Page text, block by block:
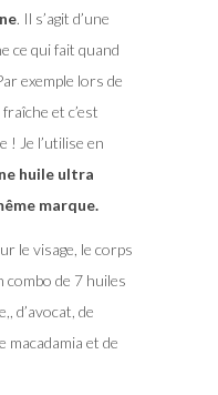
. Il s’agit d’une
ce qui fait quand
exemple lors de
et c’est
! Je l’utilise en
huile ultra
marque.
le visage, le corps
combo de 7 huiles
d’avocat, de
macadamia et de